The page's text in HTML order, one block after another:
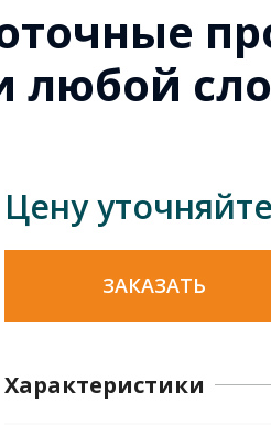
любой
Цену уточняйте
ЗАКАЗАТЬ
Характеристики